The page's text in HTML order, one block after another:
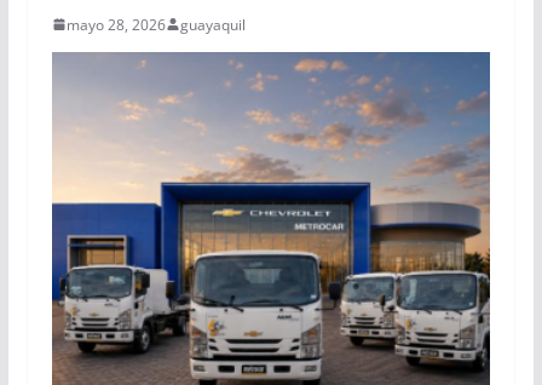
mayo 28, 2026 guayaquil